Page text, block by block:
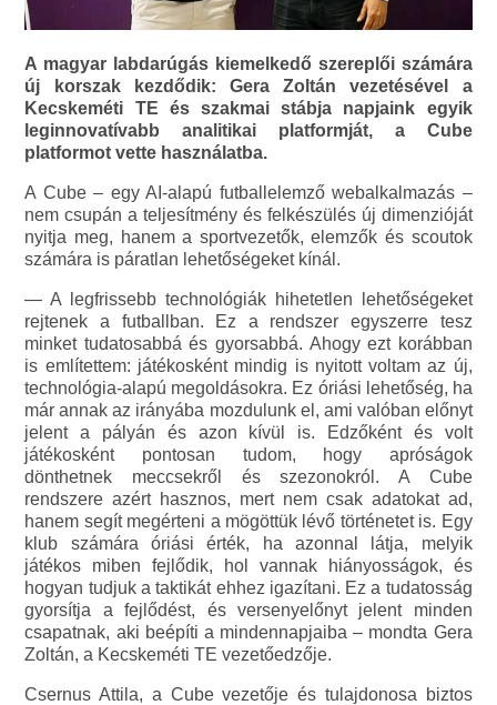
A magyar labdarúgás kiemelkedő szereplői számára
új korszak kezdődik: Gera Zoltán vezetésével a
Kecskeméti TE és szakmai stábja napjaink egyik
leginnovatívabb analitikai platformját, a Cube
platformot vette használatba.
A Cube – egy AI-alapú futballelemző webalkalmazás –
nem csupán a teljesítmény és felkészülés új dimenzióját
nyitja meg, hanem a sportvezetők, elemzők és scoutok
számára is páratlan lehetőségeket kínál.
— A legfrissebb technológiák hihetetlen lehetőségeket
rejtenek a futballban. Ez a rendszer egyszerre tesz
minket tudatosabbá és gyorsabbá. Ahogy ezt korábban
is említettem: játékosként mindig is nyitott voltam az új,
technológia-alapú megoldásokra. Ez óriási lehetőség, ha
már annak az irányába mozdulunk el, ami valóban előnyt
jelent a pályán és azon kívül is. Edzőként és volt
játékosként pontosan tudom, hogy apróságok
dönthetnek meccsekről és szezonokról. A Cube
rendszere azért hasznos, mert nem csak adatokat ad,
hanem segít megérteni a mögöttük lévő történetet is. Egy
klub számára óriási érték, ha azonnal látja, melyik
játékos miben fejlődik, hol vannak hiányosságok, és
hogyan tudjuk a taktikát ehhez igazítani. Ez a tudatosság
gyorsítja a fejlődést, és versenyelőnyt jelent minden
csapatnak, aki beépíti a mindennapjaiba – mondta Gera
Zoltán, a Kecskeméti TE vezetőedzője.
Csernus Attila, a Cube vezetője és tulajdonosa biztos